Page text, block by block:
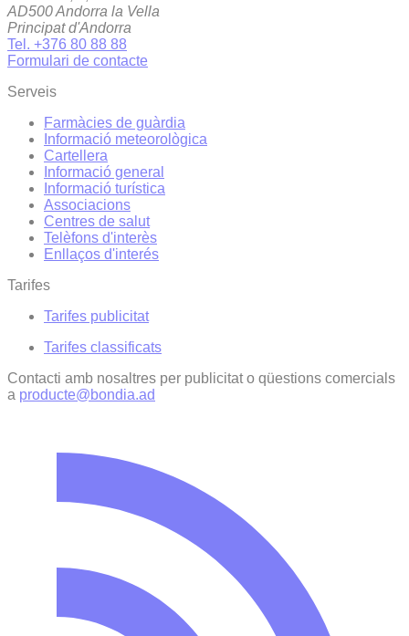
AD500 Andorra la Vella
Principat d'Andorra
Tel. +376 80 88 88
Formulari de contacte
Serveis
Farmàcies de guàrdia
Informació meteorològica
Cartellera
Informació general
Informació turística
Associacions
Centres de salut
Telèfons d'interès
Enllaços d'interés
Tarifes
Tarifes publicitat
Tarifes classificats
Contacti amb nosaltres per publicitat o qüestions comercials
a producte@bondia.ad